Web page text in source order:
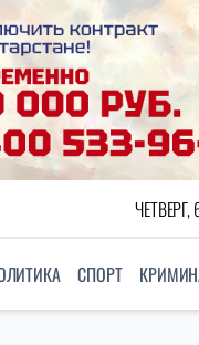
ЧЕТВЕРГ,
СПОРТ